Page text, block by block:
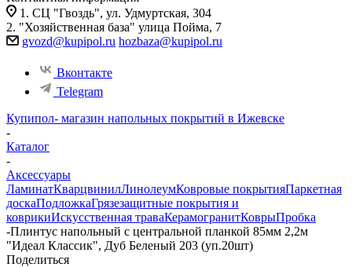
1. СЦ "Гвоздь", ул. Удмуртская, 304
2. "Хозяйственная база" улица Пойма, 7
gvozd@kupipol.ru hozbaza@kupipol.ru
Вконтакте
Telegram
Купипол- магазин напольных покрытий в Ижевске
-
Каталог
-
Аксессуары
ЛаминатКварцвинилЛинолеумКовровые покрытияПаркетная
доскаПодложкаГрязезащитные покрытия и
коврикиИскусственная траваКерамогранитКоврыПробка
-Плинтус напольный с центральной планкой 85мм 2,2м
"Идеал Классик", Дуб Беленый 203 (уп.20шт)
Поделиться